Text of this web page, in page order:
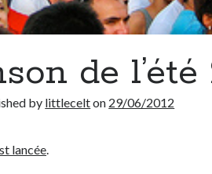
de l’été
by littlecelton 29/06/2012
lancée.